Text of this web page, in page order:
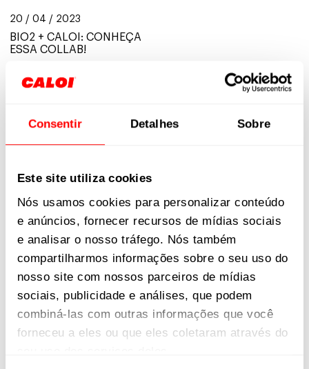
Consentir Detalhes Sobre
Este site utiliza cookies
Nós usamos cookies para personalizar conteúdo
e anúncios, fornecer recursos de mídias sociais
e analisar o nosso tráfego. Nós também
compartilharmos informações sobre o seu uso do
nosso site com nossos parceiros de mídias
sociais, publicidade e análises, que podem
combiná-las com outras informações que você
forneceu a eles ou que eles coletaram através do
20 / 04 / 2023
BIO2 + CALOI: CONHEÇA
ESSA COLLAB!
Caloi, queremos apresentar à
você um novo projeto que a
Categorias
Todas as categorias